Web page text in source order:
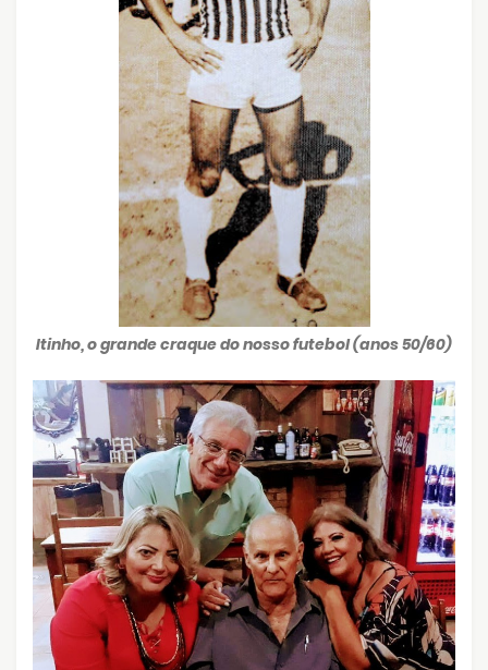
Itinho, o grande craque do nosso futebol (anos 50/60)